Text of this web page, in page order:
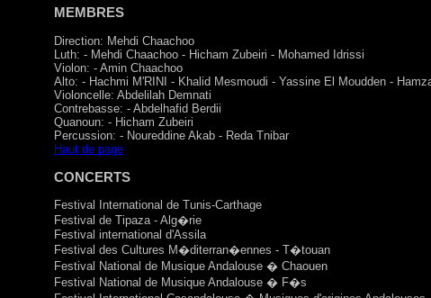
MEMBRES
Direction: Mehdi Chaachoo
Luth: - Mehdi Chaachoo - Hicham Zubeiri - Mohamed Idrissi
Violon: - Amin Chaachoo
Alto: - Hachmi M'RINI - Khalid Mesmoudi - Yassine El Moudden -
Violoncelle: Abdelilah Demnati
Contrebasse: - Abdelhafid Berdii
Quanoun: - Hicham Zubeiri
Percussion: - Noureddine Akab - Reda Tnibar
Haut de page
CONCERTS
Festival International de Tunis-Carthage
Festival de Tipaza - Alg�rie
Festival international d'Assila
Festival des Cultures M�diterran�ennes - T�touan
Festival National de Musique Andalouse � Chaouen
Festival National de Musique Andalouse � F�s